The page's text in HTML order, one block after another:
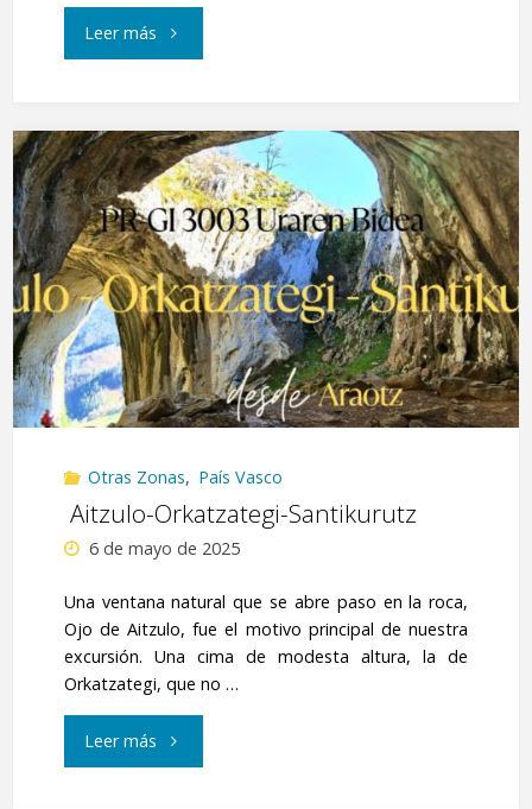
Leer más"Adarramendi,
Besabi"
Otras Zonas, País Vasco
Aitzulo-Orkatzategi-Santikurutz
6 de mayo de 2025
Una ventana natural que se abre paso en la roca,
Ojo de Aitzulo, fue el motivo principal de nuestra
excursión. Una cima de modesta altura, la de
Orkatzategi, que no …
Leer más" Aitzulo-